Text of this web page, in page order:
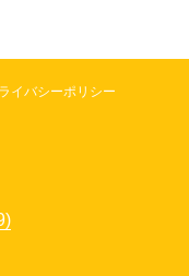
イバシーポリシー